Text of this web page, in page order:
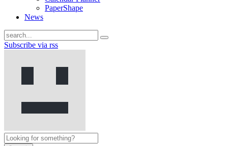
PaperShape
News
Subscribe via rss